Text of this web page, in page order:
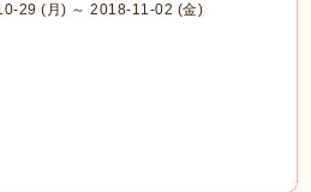
29 (月) ～ 2018-11-02 (金)